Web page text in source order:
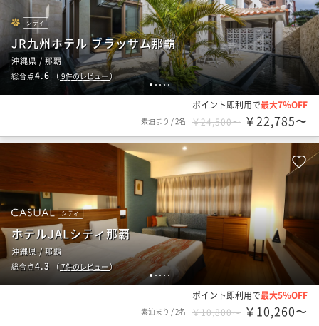
1 2345
シティ
JR九州ホテル ブラッサム那覇
沖縄県 / 那覇
総合点4.6 （ 9件のレビュー ）
ポイント即利用で最大7％OFF
素泊まり /2名 ￥24,500〜 ￥22,785〜
12345
シティ
ホテルJALシティ那覇
沖縄県 / 那覇
総合点4.3 （ 7件のレビュー）
ポイント即利用で最大5％OFF
素泊まり /2名 ￥10,800〜 ￥10,260〜